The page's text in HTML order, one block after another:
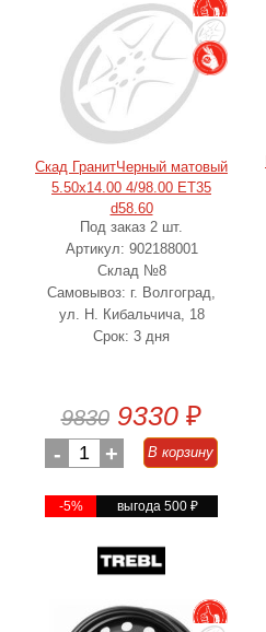
Скад ГранитЧерный матовый
5.50x14.00 4/98.00 ET35
d58.60
Под заказ 2 шт.
Артикул: 902188001
Склад №8
Самовывоз: г. Волгоград,
ул. Н. Кибальчича, 18
Срок: 3 дня
9830 9330 ₽
- 1 + В корзину
-5% выгода 500 ₽